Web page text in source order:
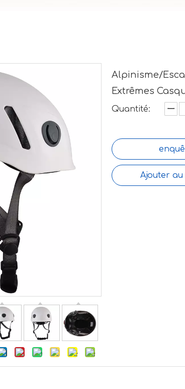
Alpinisme/
Extrêmes
Quantité:
Ajouter